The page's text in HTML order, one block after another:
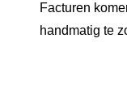
Facturen
handmatig te